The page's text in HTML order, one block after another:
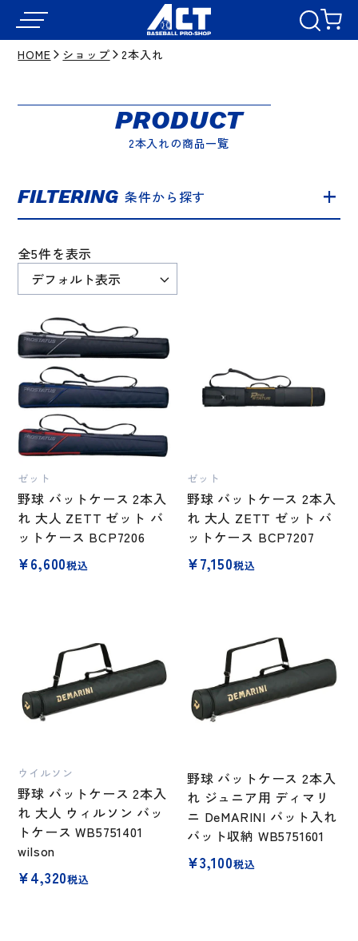
HOME ショップ 2本入れ
2本入れの商品一覧
PRODUCT
FILTERING 条件から探す
全5件を表示
ゼット
野球 バットケース 2本入
れ 大人 ZETT ゼット バ
ットケース BCP7206
¥6,600税込
ゼット
野球 バットケース 2本入
れ 大人 ZETT ゼット バ
ットケース BCP7207
¥7,150税込
ウイルソン
野球 バットケース 2本入
れ 大人 ウィルソン バッ
トケース WB5751401
wilson
¥4,320税込
野球 バットケース 2本入
れ ジュニア用 ディマリ
ニ DeMARINI バット入れ
バット収納 WB5751601
¥3,100税込